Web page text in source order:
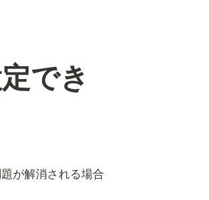
でき
が解消される場合